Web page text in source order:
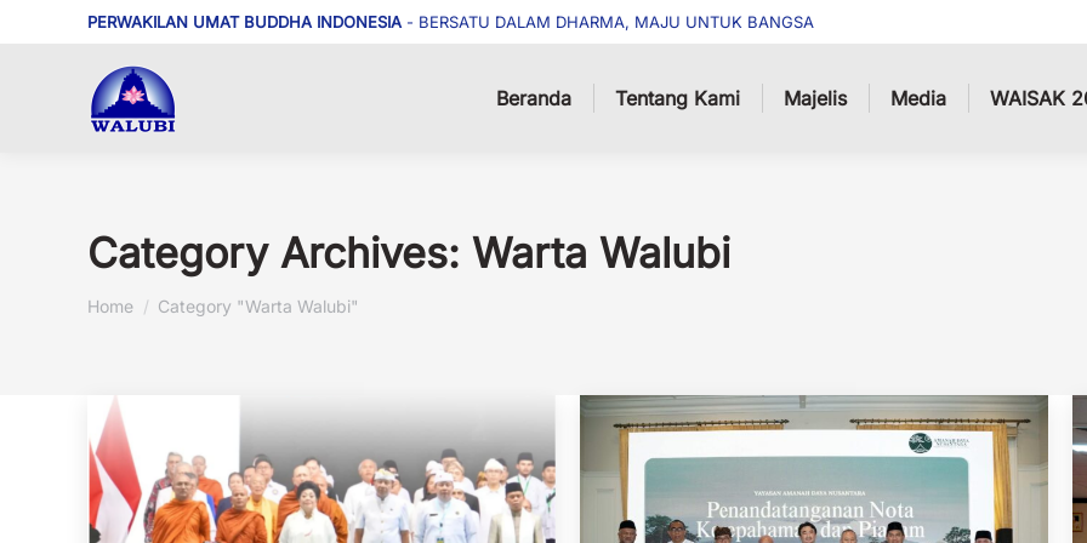
PERWAKILAN UMAT BUDDHA INDONESIA - BERSATU DALAM DHARMA, MAJU UNTUK BANGSA
Beranda Tentang Kami Majelis Media WAISAK
Category Archives: Warta Walubi
You are here:
Home Category "Warta Walubi"